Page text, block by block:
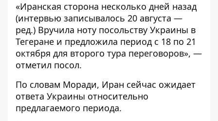
«Иранская сторона несколько дней назад
(интервью записывалось 20 августа —
ред.) Вручила ноту посольству Украины в
Тегеране и предложила период с 18 по 21
октября для второго тура переговоров», —
отметил посол.
По словам Моради, Иран сейчас ожидает
ответа Украины относительно
предлагаемого периода.